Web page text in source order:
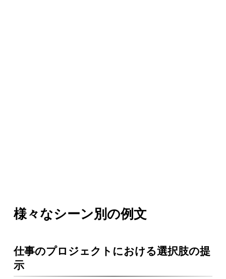
様々なシーン別の例文
仕事のプロジェクトにおける選択肢の提
示